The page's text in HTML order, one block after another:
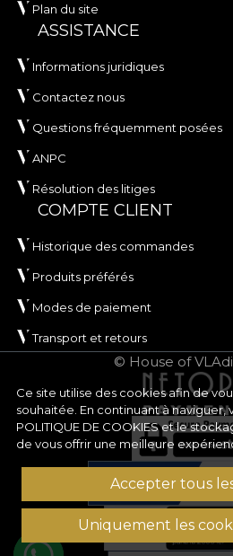
Ce site utilise des cookies afin de
souhaitée. En continuant à
POLITIQUE DE COOKIESet le
de vous offrir une meilleure
Accepter tous
Uniquement les
Plan du site
ASSISTANCE
Informations juridiques
Contactez nous
Questions fréquemment posées
ANPC
Résolution des litiges
COMPTE CLIENT
Historique des commandes
Produits préférés
Modes de paiement
Transport et retours
© House of